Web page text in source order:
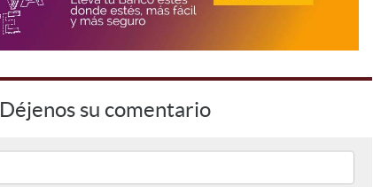
Déjenos su comentario